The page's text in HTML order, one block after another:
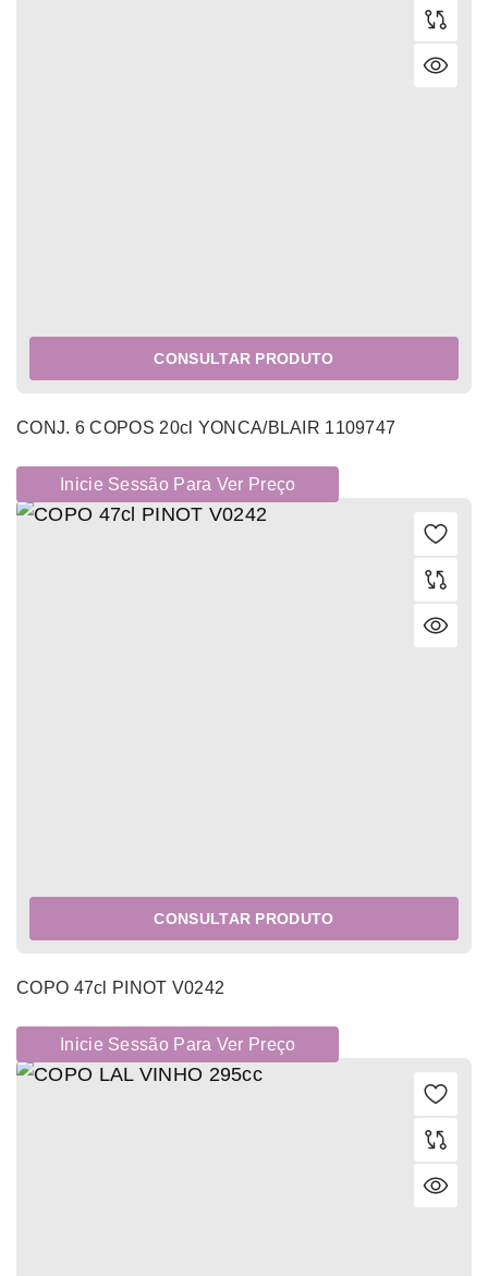
CONSULTAR PRODUTO
CONJ. 6 COPOS 20cl YONCA/BLAIR 1109747
Inicie Sessão Para Ver Preço
CONSULTAR PRODUTO
COPO 47cl PINOT V0242
Inicie Sessão Para Ver Preço